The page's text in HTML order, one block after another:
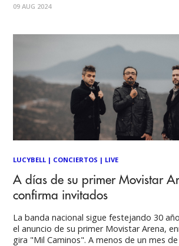
estrecho lazo con Chile, sorprenden con la
09 AUG 2024
LUCYBELL | CONCIERTOS | LIVE
A días de su primer Movistar
confirma invitados
La banda nacional sigue festejando 30
el anuncio de su primer Movistar Arena,
gira "Mil Caminos". A menos de un mes